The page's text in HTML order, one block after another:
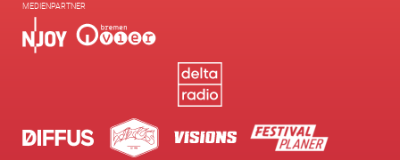
MEDIENPARTNER